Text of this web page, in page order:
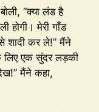
“क्या लंड है
होगी। मेरी गाँड
शादी कर ले!” मैंने
एक सुंदर लड़की
मैंने कहा,